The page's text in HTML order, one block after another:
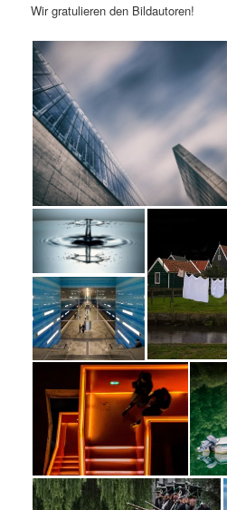
Wir gratulieren den Bildautoren!